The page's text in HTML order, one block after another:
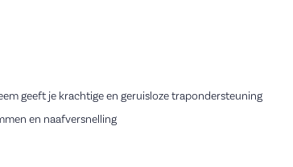
geeft je krachtige en geruisloze trapondersteuning
en naafversnelling